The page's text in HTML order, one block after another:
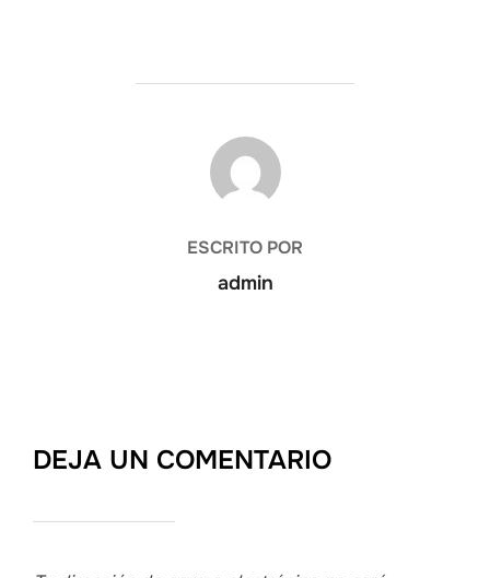
AUTOR DE LA PUBLICACIÓN
ESCRITO POR
admin
DEJA UN COMENTARIO